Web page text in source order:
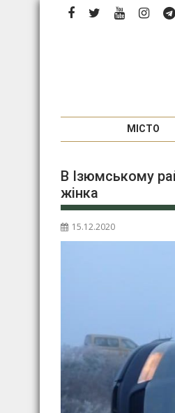
Перейти
МІСТО
В Ізюмському
жінка
15.12.2020